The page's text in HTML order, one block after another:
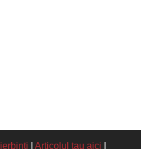
Articolul tau aici